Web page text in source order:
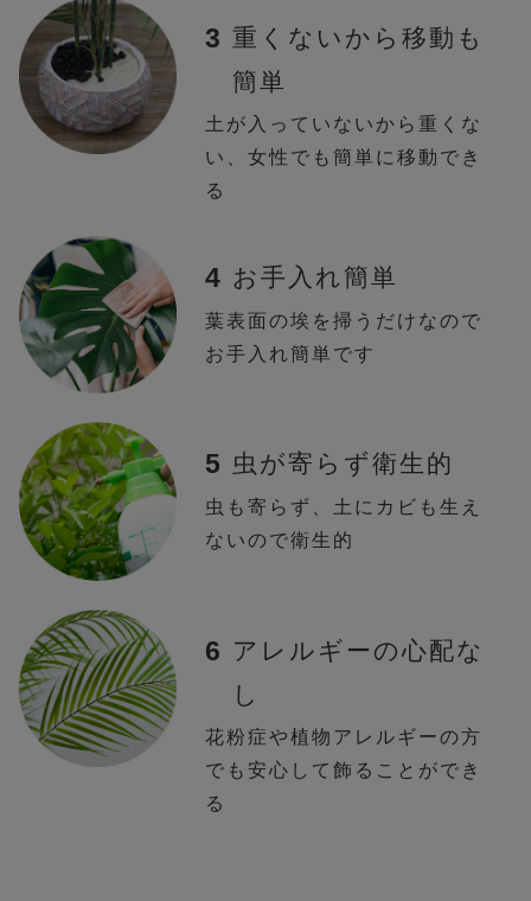
3 重くないから移動も
簡単
土が入っていないから重くな
い、女性でも簡単に移動でき
る
4 お手入れ簡単
葉表面の埃を掃うだけなので
お手入れ簡単です
5 虫が寄らず衛生的
虫も寄らず、土にカビも生え
ないので衛生的
6 アレルギーの心配な
し
花粉症や植物アレルギーの方
でも安心して飾ることができ
る